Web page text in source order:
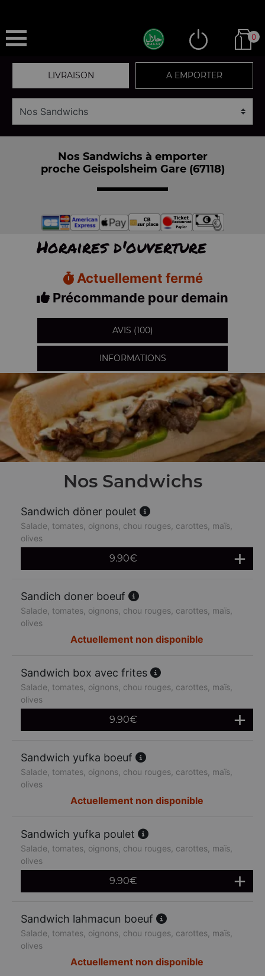
0
LIVRAISON A EMPORTER
Nos Sandwichs à emporter
proche Geispolsheim Gare (67118)
Horaires d'ouverture
Actuellement fermé
Précommande pour demain
AVIS (100)
INFORMATIONS
Nos Sandwichs
Sandwich döner poulet
Salade, tomates, oignons, chou rouges, carottes, maïs,
olives
9.90€
Sandich doner boeuf
Salade, tomates, oignons, chou rouges, carottes, maïs,
olives
Actuellement non disponible
Sandwich box avec frites
Salade, tomates, oignons, chou rouges, carottes, maïs,
olives
9.90€
Sandwich yufka boeuf
Salade, tomates, oignons, chou rouges, carottes, maïs,
olives
Actuellement non disponible
Sandwich yufka poulet
Salade, tomates, oignons, chou rouges, carottes, maïs,
olives
9.90€
Sandwich lahmacun boeuf
Salade, tomates, oignons, chou rouges, carottes, maïs,
olives
Actuellement non disponible